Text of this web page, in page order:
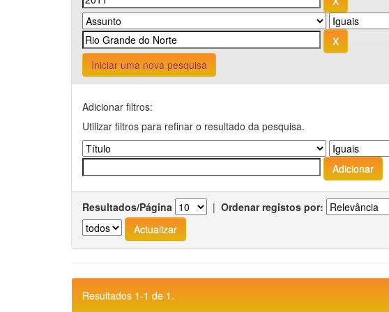
Iniciar uma nova pesquisa
Adicionar filtros:
Utilizar filtros para refinar o resultado da pesquisa.
Resultados/Página | Ordenar registos por:
Resultados 1-1 de 1.